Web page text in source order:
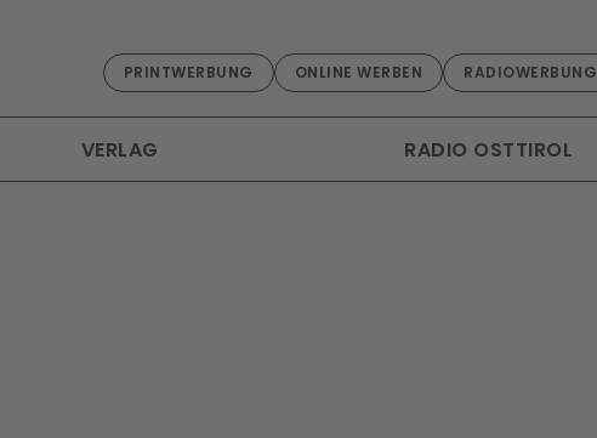
PRINTWERBUNG ONLINE WERBEN RADIOWERBUNG
VERLAG RADIO OSTTIROL